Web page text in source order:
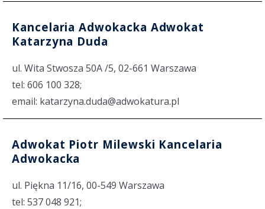
Kancelaria Adwokacka Adwokat
Katarzyna Duda
ul. Wita Stwosza 50A /5, 02-661 Warszawa
tel: 606 100 328;
email: katarzyna.duda@adwokatura.pl
Adwokat Piotr Milewski Kancelaria
Adwokacka
ul. Piękna 11/16, 00-549 Warszawa
tel: 537 048 921;